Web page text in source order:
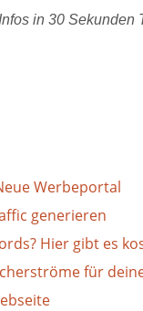
in 30 Sekunden
Werbeportal
generieren
Hier gibt es
für